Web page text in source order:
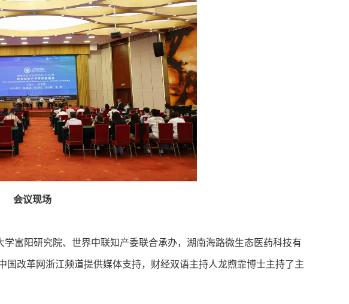
会议现场
富阳研究院、世界中联知产委联合承办，湖南海路微生态医药科技有
国改革网浙江频道提供媒体支持，财经双语主持人龙煦霏博士主持了主